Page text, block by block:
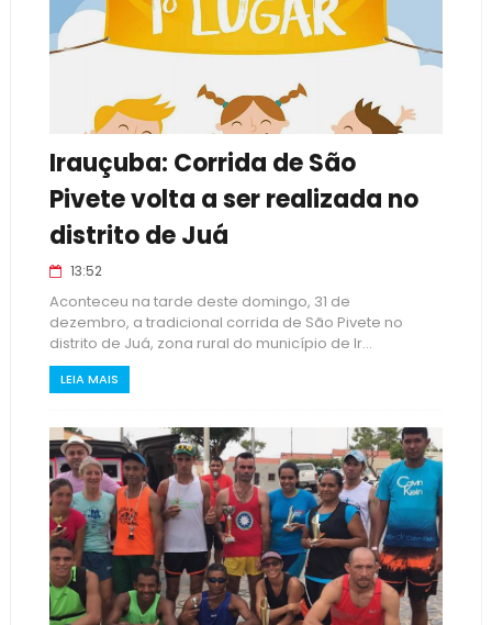
Irauçuba: Corrida de São
Pivete volta a ser realizada no
distrito de Juá
13:52
Aconteceu na tarde deste domingo, 31 de
dezembro, a tradicional corrida de São Pivete no
distrito de Juá, zona rural do município de Ir...
LEIA MAIS